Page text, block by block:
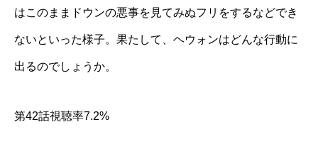
はこのままドウンの悪事を見てみぬフリをするなどでき
ないといった様子。果たして、ヘウォンはどんな行動に
出るのでしょうか。
第42話視聴率7.2%